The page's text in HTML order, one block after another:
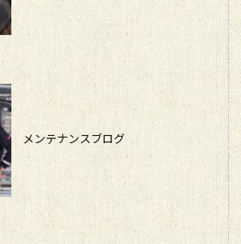
メンテナンスブログ